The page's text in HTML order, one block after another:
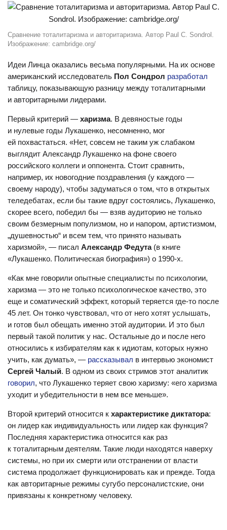
Сравнение тоталитаризма и авторитаризма. Автор Paul C. Sondrol.
Изображение: cambridge.org/
Идеи Линца оказались весьма популярными. На их основе
американский исследователь Пол Сондрол разработал
таблицу, показывающую разницу между тоталитарными
и авторитарными лидерами.
Первый критерий — харизма. В девяностые годы
и нулевые годы Лукашенко, несомненно, мог
ей похвастаться. «Нет, совсем не таким уж слабаком
выглядит Александр Лукашенко на фоне своего
российского коллеги и оппонента. Стоит сравнить,
например, их новогодние поздравления (у каждого —
своему народу), чтобы задуматься о том, что в открытых
теледебатах, если бы такие вдруг состоялись, Лукашенко,
скорее всего, победил бы — взяв аудиторию не только
своим безмерным популизмом, но и напором, артистизмом,
„душевностью“ и всем тем, что принято называть
харизмой», — писал Александр Федута(в книге
«Лукашенко. Политическая биография») о 1990-х.
«Как мне говорили опытные специалисты по психологии,
харизма — это не только психологическое качество, это
еще и соматический эффект, который теряется где-то после
45 лет. Он тонко чувствовал, что от него хотят услышать,
и готов был обещать именно этой аудитории. И это был
первый такой политик у нас. Остальные до и после него
относились к избирателям как к идиотам, которых нужно
учить, как думать», — рассказывал в интервью экономист
Сергей Чалый. В одном из своих стримов этот аналитик
говорил, что Лукашенко теряет свою харизму: «его харизма
уходит и убедительности в нем все меньше».
Второй критерий относится к характеристике диктатора:
он лидер как индивидуальность или лидер как функция?
Последняя характеристика относится как раз
к тоталитарным деятелям. Такие люди находятся наверху
системы, но при их смерти или отстранении от власти
система продолжает функционировать как и прежде. Тогда
как авторитарные режимы сугубо персоналистские, они
привязаны к конкретному человеку.